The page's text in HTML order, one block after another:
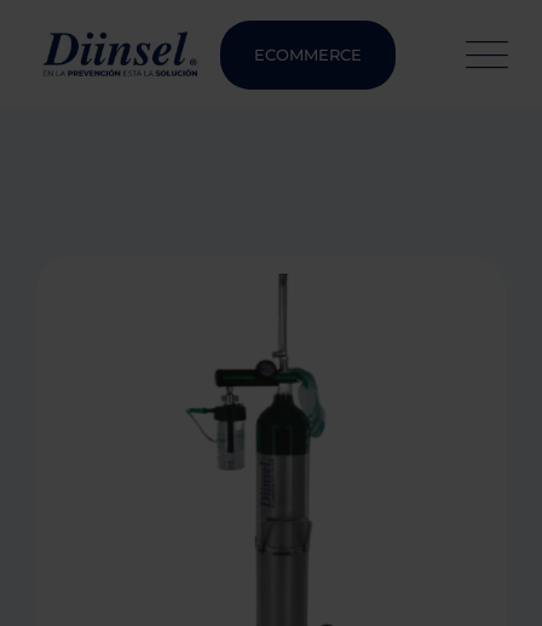
ECOMMERCE